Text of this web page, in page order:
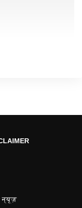
જેવા વિસ્તારોમાં
न्यूज़